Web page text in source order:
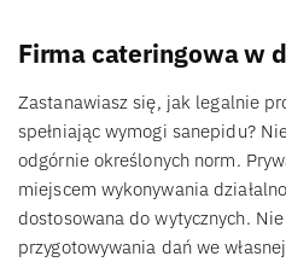
Firma cateringowa w
Zastanawiasz się, jak legalnie
spełniając wymogi sanepidu?
odgórnie określonych norm.
miejscem wykonywania
dostosowana do wytycznych.
przygotowywania dań we